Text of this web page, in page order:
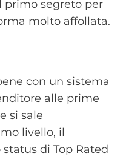
primo segreto per
molto affollata.
con un sistema
alle prime
si sale
livello, il
di Top Rated